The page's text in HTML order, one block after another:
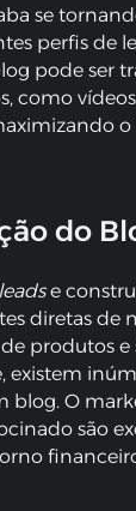
se
perfis de
pode ser
como
do
leadse
diretas de
produtos e
existem
blog. O
são